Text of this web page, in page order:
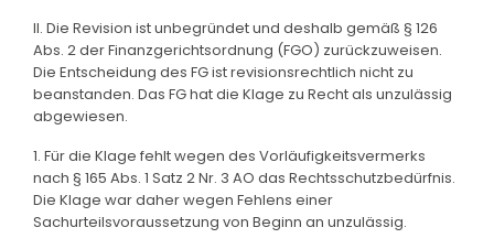
II. Die Revision ist unbegründet und deshalb gemäß § 126
Abs. 2 der Finanzgerichtsordnung (FGO) zurückzuweisen.
Die Entscheidung des FG ist revisionsrechtlich nicht zu
beanstanden. Das FG hat die Klage zu Recht als unzulässig
abgewiesen.
1. Für die Klage fehlt wegen des Vorläufigkeitsvermerks
nach § 165 Abs. 1 Satz 2 Nr. 3 AO das Rechtsschutzbedürfnis.
Die Klage war daher wegen Fehlens einer
Sachurteilsvoraussetzung von Beginn an unzulässig.